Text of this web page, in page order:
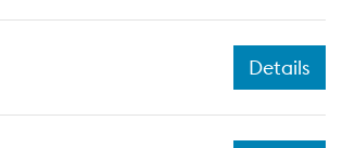
Details